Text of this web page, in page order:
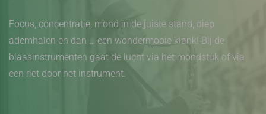
Focus, concentratie, mond in de juiste stand, diep
ademhalen en dan … een wondermooie klank! Bij de
blaasinstrumenten gaat de lucht via het mondstuk of via
een riet door het instrument.